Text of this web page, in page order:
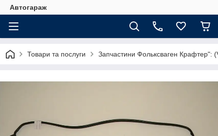
Автогараж
Товари та послуги Запчастини Фольксваген Крафтер":